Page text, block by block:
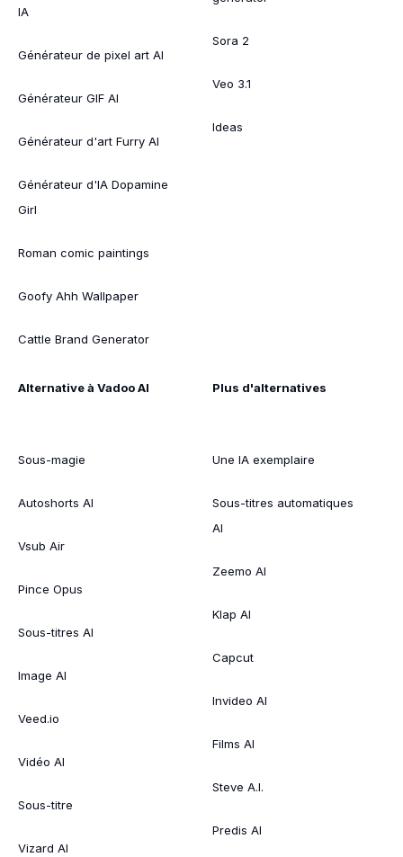
IA
Générateur de pixel art AI
Générateur GIF AI
Générateur d'art Furry AI
Générateur d'IA Dopamine
Girl
Roman comic paintings
Goofy Ahh Wallpaper
Cattle Brand Generator
Sora 2
Veo 3.1
Ideas
Alternative à Vadoo AI
Sous-magie
Autoshorts AI
Vsub Air
Pince Opus
Sous-titres AI
Image AI
Veed.io
Vidéo AI
Sous-titre
Vizard AI
Plus d'alternatives
Une IA exemplaire
Sous-titres automatiques
AI
Zeemo AI
Klap AI
Capcut
Invideo AI
Films AI
Steve A.I.
Predis AI